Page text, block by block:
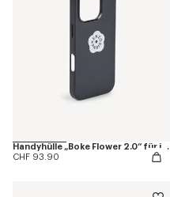
Handyhülle „Boke Flower 2.0“ für iPhone 17 Pro
CHF 93.90